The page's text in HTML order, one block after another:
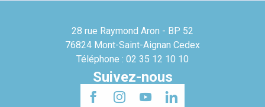
28 rue Raymond Aron - BP 52
76824 Mont-Saint-Aignan Cedex
Téléphone : 02 35 12 10 10
Suivez-nous